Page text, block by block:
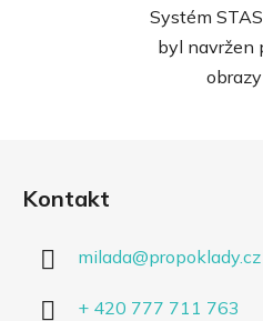
Systém
byl navržen
obrazy
Kontakt
milada@propoklady.cz
+ 420 777 711 763